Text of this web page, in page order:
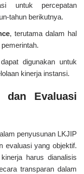
untuk percepatan
tahun berikutnya.
, terutama dalam hal
digunakan untuk
kinerja instansi.
dan Evaluasi
penyusunan LKJIP
evaluasi yang objektif.
harus dianalisis
transparan dalam